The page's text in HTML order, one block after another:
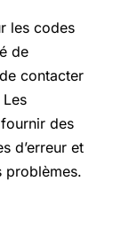
les codes
de
contacter
des
d’erreur et
problèmes.